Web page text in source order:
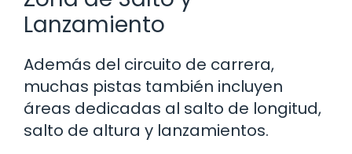
Lanzamiento
Además del circuito de carrera,
muchas pistas también incluyen
áreas dedicadas al salto de longitud,
salto de altura y lanzamientos.